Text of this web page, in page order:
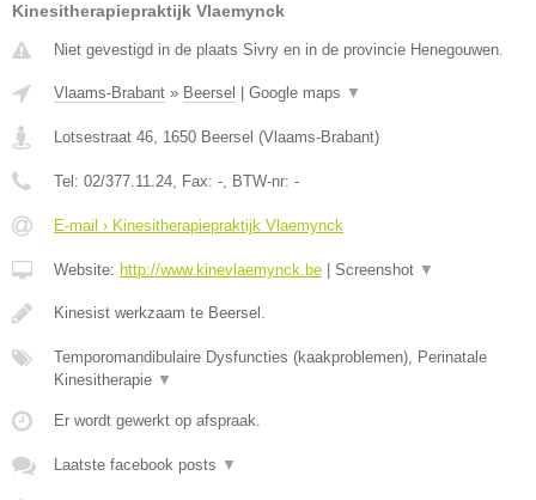
Kinesitherapiepraktijk Vlaemynck
Niet gevestigd in de plaats Sivry en in de provincie Henegouwen.
Vlaams-Brabant » Beersel Google maps ▼
Lotsestraat 46, 1650 Beersel (Vlaams-Brabant)
Tel: 02/377.11.24, Fax: -, BTW-nr: -
E-mail › Kinesitherapiepraktijk Vlaemynck
Website: http://www.kinevlaemynck.be Screenshot ▼
Kinesist werkzaam te Beersel.
Temporomandibulaire Dysfuncties (kaakproblemen), Perinatale
Kinesitherapie ▼
Er wordt gewerkt op afspraak.
Laatste facebook posts ▼